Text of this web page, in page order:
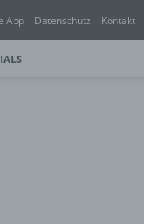
App Datenschutz Kontakt